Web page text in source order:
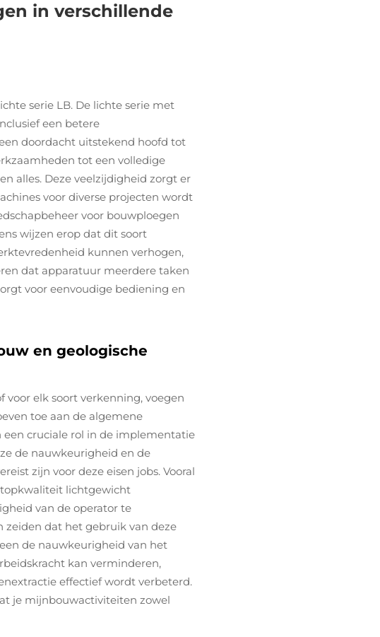
in verschillende
serie LB. De lichte serie met
een betere
doordacht uitstekend hoofd tot
tot een volledige
alles. Deze veelzijdigheid zorgt er
voor diverse projecten wordt
voor bouwploegen
wijzen erop dat dit soort
kunnen verhogen,
dat apparatuur meerdere taken
voor eenvoudige bediening en
en geologische
elk soort verkenning, voegen
toe aan de algemene
cruciale rol in de implementatie
de nauwkeurigheid en de
zijn voor deze eisen jobs. Vooral
lichtgewicht
van de operator te
dat het gebruik van deze
de nauwkeurigheid van het
kan verminderen,
effectief wordt verbeterd.
je mijnbouwactiviteiten zowel